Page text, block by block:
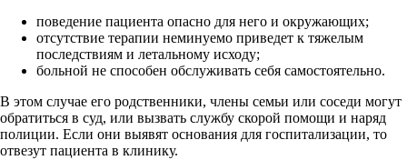
поведение пациента опасно для него и окружающих;
отсутствие терапии неминуемо приведет к тяжелым
последствиям и летальному исходу;
больной не способен обслуживать себя самостоятельно.
В этом случае его родственники, члены семьи или соседи могут
обратиться в суд, или вызвать службу скорой помощи и наряд
полиции. Если они выявят основания для госпитализации, то
отвезут пациента в клинику.